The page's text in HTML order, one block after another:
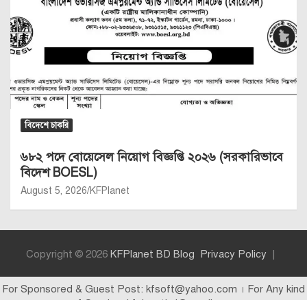
বিদেশে চাকরি
৬৮২ পদে বোয়েসেল নিয়োগ বিজ্ঞপ্তি ২০২৬ (সরকারিভাবে
বিদেশ BOESL)
August 5, 2026 KFPlanet
Copyright © 2026 KFPlanet BD Blog Privacy Policy
For Sponsored & Guest Post: kfsoft@yahoo.com । For Any kind